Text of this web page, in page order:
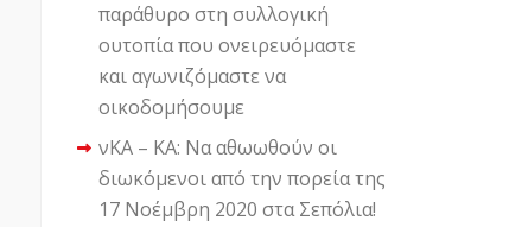
παράθυρο στη συλλογική
ουτοπία που ονειρευόμαστε
και αγωνιζόμαστε να
οικοδομήσουμε
νΚΑ – ΚΑ: Να αθωωθούν οι
διωκόμενοι από την πορεία της
17 Νοέμβρη 2020 στα Σεπόλια!